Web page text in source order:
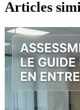
Articles